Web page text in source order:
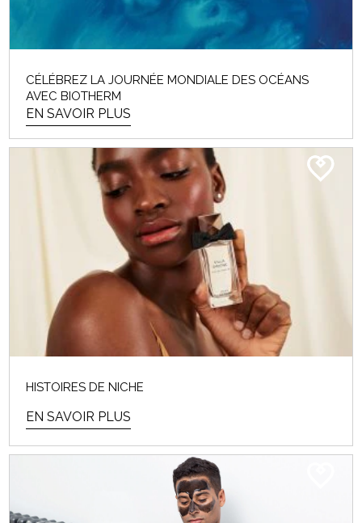
SOINS DE LA PEAU POUR LES
HOMMES
Messieurs, si votre idée d’une « routine de soins de
la peau solide » est un peu de savon...
EN SAVOIR PLUS
CÉLÉBREZ LA JOURNÉE MONDIALE DES OCÉANS
AVEC BIOTHERM
EN SAVOIR PLUS
HISTOIRES DE NICHE
EN SAVOIR PLUS